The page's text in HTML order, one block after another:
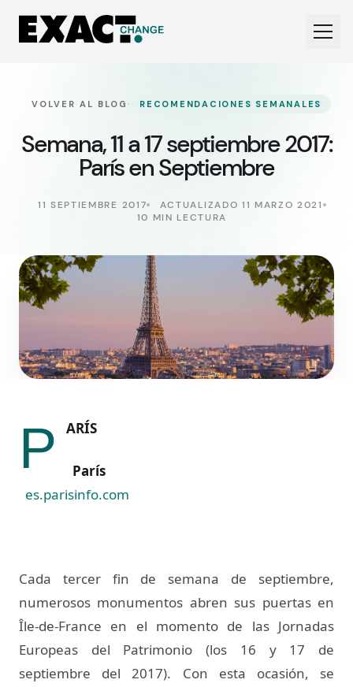
VOLVER AL BLOG · RECOMENDACIONES SEMANALES
Semana, 11 a 17 septiembre 2017:
París en Septiembre
11 SEPTIEMBRE 2017
ACTUALIZADO 11 MARZO 2021
10 MIN LECTURA
P ARÍS
París
es.parisinfo.com
Cada tercer fin de semana de septiembre,
numerosos monumentos abren sus puertas en
Île-de-France en el momento de las Jornadas
Europeas del Patrimonio (los 16 y 17 de
septiembre del 2017). Con esta ocasión, se